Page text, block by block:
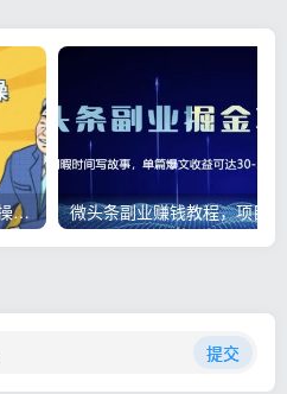
2022Tiktok从小白到精英实操，0-1保姆级实操全程无忧，多种变现赚钱方式
提交